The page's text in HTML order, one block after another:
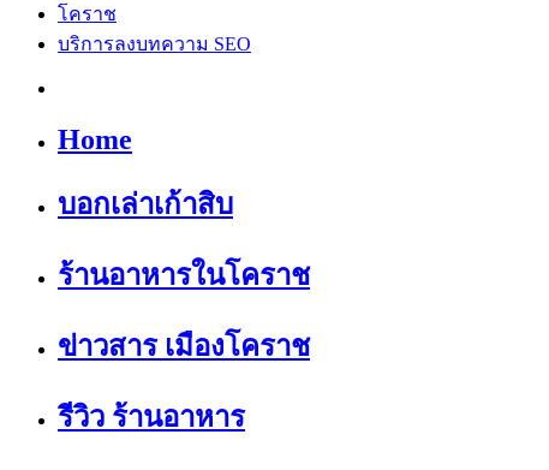
โคราช
บริการลงบทความ SEO
Home
บอกเล่าเก้าสิบ
ร้านอาหารในโคราช
ข่าวสาร เมืองโคราช
รีวิว ร้านอาหาร